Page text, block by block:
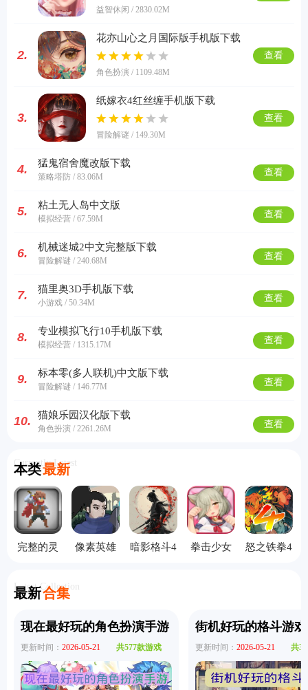
益智休闲 / 2830.02M
2.
花亦山心之月国际版手机版下载
角色扮演 / 1109.48M
查看
3.
纸嫁衣4红丝缠手机版下载
冒险解谜 / 149.30M
查看
4. 猛鬼宿舍魔改版下载
策略塔防 / 83.06M 查看
5. 粘土无人岛中文版
模拟经营 / 67.59M 查看
6. 机械迷城2中文完整版下载
冒险解谜 / 240.68M 查看
7. 猫里奥3D手机版下载
小游戏 / 50.34M 查看
8. 专业模拟飞行10手机版下载
模拟经营 / 1315.17M 查看
9. 标本零(多人联机)中文版下载
冒险解谜 / 146.77M 查看
10. 猫娘乐园汉化版下载
角色扮演 / 2261.26M 查看
本类最新
Currently Latest
完整的灵
像素英雄
暗影格斗4
拳击少女
怒之铁拳4
最新合集
Latest Collection
现在最好玩的角色扮演手游
更新时间： 2026-05-21 共577款游戏
街机好玩的格斗游戏
更新时间： 2026-05-21 共